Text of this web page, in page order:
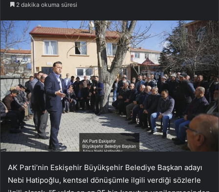
2 dakika okuma süresi
AK Parti’nin Eskişehir Büyükşehir Belediye Başkan adayı
Nebi Hatipoğlu, kentsel dönüşümle ilgili verdiği sözlerle